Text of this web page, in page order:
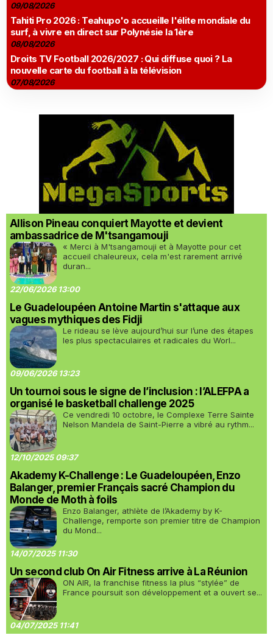
09/08/2026
Tahiti Pro 2026 : Teahupo'o accueille l'élite mondiale du
surf, à vivre en direct sur Polynésie la 1ère
08/08/2026
Droits TV Football 2026/2027 : Qui diffuse quoi ? La
nouvelle carte du football à la télévision
07/08/2026
Allison Pineau conquiert Mayotte et devient
ambassadrice de M'tsangamouji
« Merci à M'tsangamouji et à Mayotte pour cet
accueil chaleureux, cela m'est rarement arrivé
duran...
22/06/2026 13:00
Le Guadeloupéen Antoine Martin s'attaque aux
vagues mythiques des Fidji
Le rideau se lève aujourd’hui sur l’une des étapes
les plus spectaculaires et radicales du Worl...
09/06/2026 13:23
Un tournoi sous le signe de l’inclusion : l’ALEFPA a
organisé le basketball challenge 2025
Ce vendredi 10 octobre, le Complexe Terre Sainte
Nelson Mandela de Saint-Pierre a vibré au rythm...
12/10/2025 09:37
Akademy K-Challenge : Le Guadeloupéen, Enzo
Balanger, premier Français sacré Champion du
Monde de Moth à foils
Enzo Balanger, athlète de l’Akademy by K-
Challenge, remporte son premier titre de Champion
du Mond...
14/07/2025 11:30
Un second club On Air Fitness arrive à La Réunion
ON AIR, la franchise fitness la plus “stylée” de
France poursuit son développement et a ouvert se...
04/07/2025 11:41